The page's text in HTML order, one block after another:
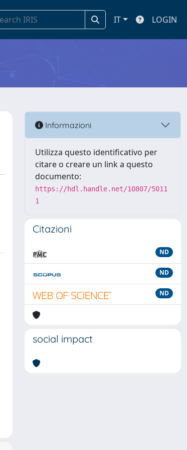
IT LOGIN
Informazioni
Utilizza questo identificativo per
citare o creare un link a questo
documento:
https://hdl.handle.net/10807/5011
1
Citazioni
ND
ND
ND
social impact